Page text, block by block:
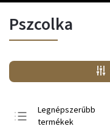
Pszcolka
Legnépszerűbb
termékek